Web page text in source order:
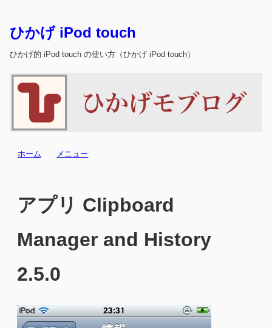
ひかげ iPod touch
ひかげ的 iPod touch の使い方（ひかげ iPod touch）
ホーム メニュー
アプリ Clipboard
Manager and History
2.5.0